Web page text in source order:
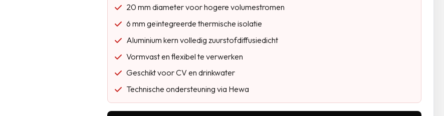
20 mm diameter voor hogere volumestromen
6 mm geïntegreerde thermische isolatie
Aluminium kern volledig zuurstofdiffusiedicht
Vormvast en flexibel te verwerken
Geschikt voor CV en drinkwater
Technische ondersteuning via Hewa